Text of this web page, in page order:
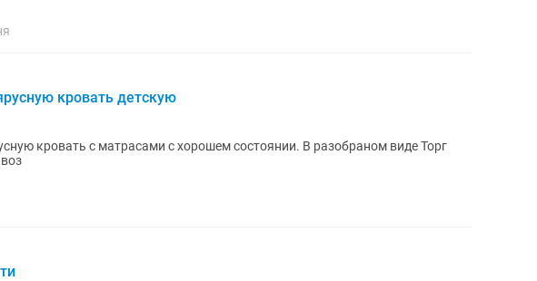
кровать детскую
с матрасами с хорошем состоянии. В разобраном виде Торг